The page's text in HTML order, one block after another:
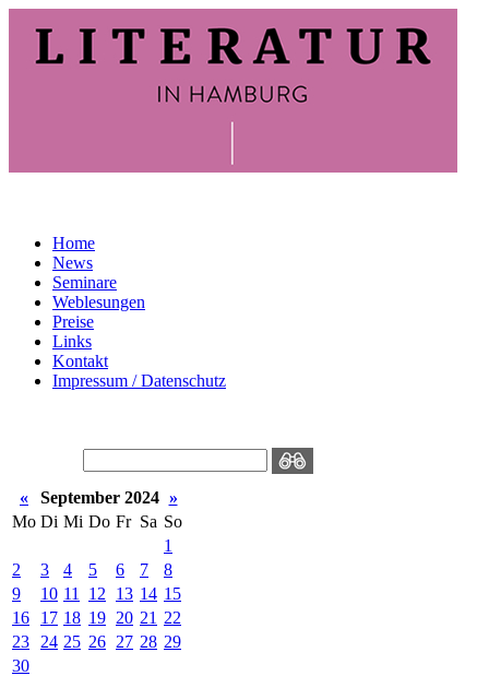
Home
News
Seminare
Weblesungen
Preise
Links
Kontakt
Impressum / Datenschutz
« September 2024 »
Mo Di Mi Do Fr Sa So
1
2
3 4 5 6 7
8
9
10 11 12 13 14 15
16
17 18 19 20 21 22
23
24 25 26 27 28 29
30